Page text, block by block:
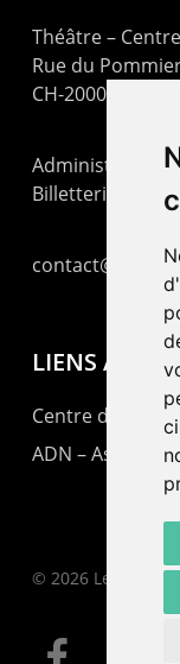
Théâtre –
Rue du
CH-2000
Administration :
Billetterie : +41
LIENS AMIS
Centre de culture
ADN –
© 2026 Le
facebook